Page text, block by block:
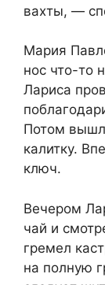
вахты, —
Мария
нос что-то
Лариса
Потом
калитку.
ключ.
Вечером
чай и
гремел
на полную